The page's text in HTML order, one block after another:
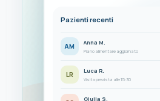
Pazienti recenti
AM Anna M.
Piano alimentare aggiornato
LR Luca R.
Visita prevista alle 15:30
Giulia S.